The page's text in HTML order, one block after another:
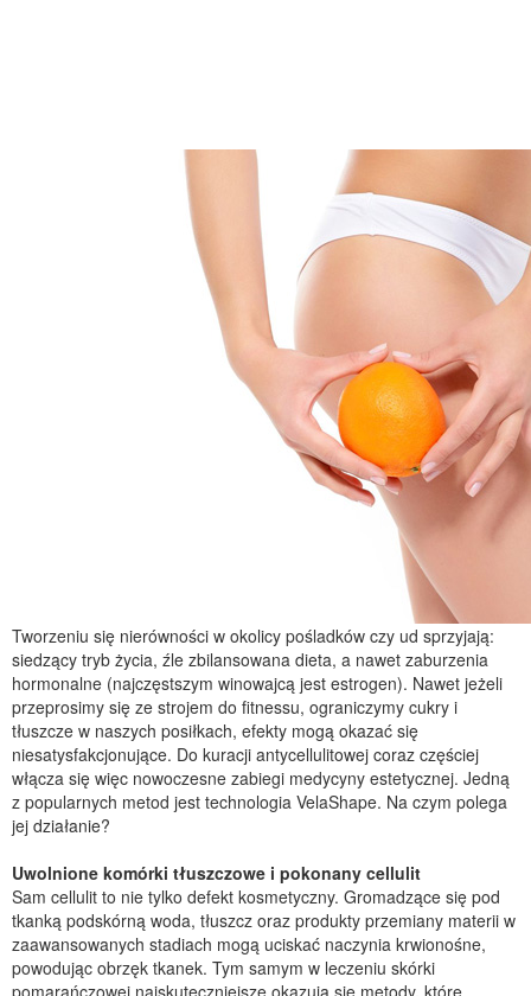
Tworzeniu się nierówności w okolicy pośladków czy ud sprzyjają:
siedzący tryb życia, źle zbilansowana dieta, a nawet zaburzenia
hormonalne (najczęstszym winowajcą jest estrogen). Nawet jeżeli
przeprosimy się ze strojem do fitnessu, ograniczymy cukry i
tłuszcze w naszych posiłkach, efekty mogą okazać się
niesatysfakcjonujące. Do kuracji antycellulitowej coraz częściej
włącza się więc nowoczesne zabiegi medycyny estetycznej. Jedną
z popularnych metod jest technologia VelaShape. Na czym polega
jej działanie?
Uwolnione komórki tłuszczowe i pokonany cellulit
Sam cellulit to nie tylko defekt kosmetyczny. Gromadzące się pod
tkanką podskórną woda, tłuszcz oraz produkty przemiany materii w
zaawansowanych stadiach mogą uciskać naczynia krwionośne,
powodując obrzęk tkanek. Tym samym w leczeniu skórki
pomarańczowej najskuteczniejsze okazują się metody, które